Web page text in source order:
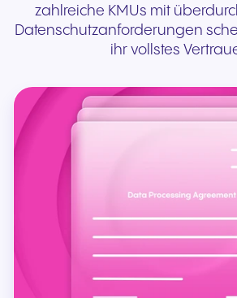
zahlreiche KMUs mit
Datenschutzanforderungen
ihr vollstes